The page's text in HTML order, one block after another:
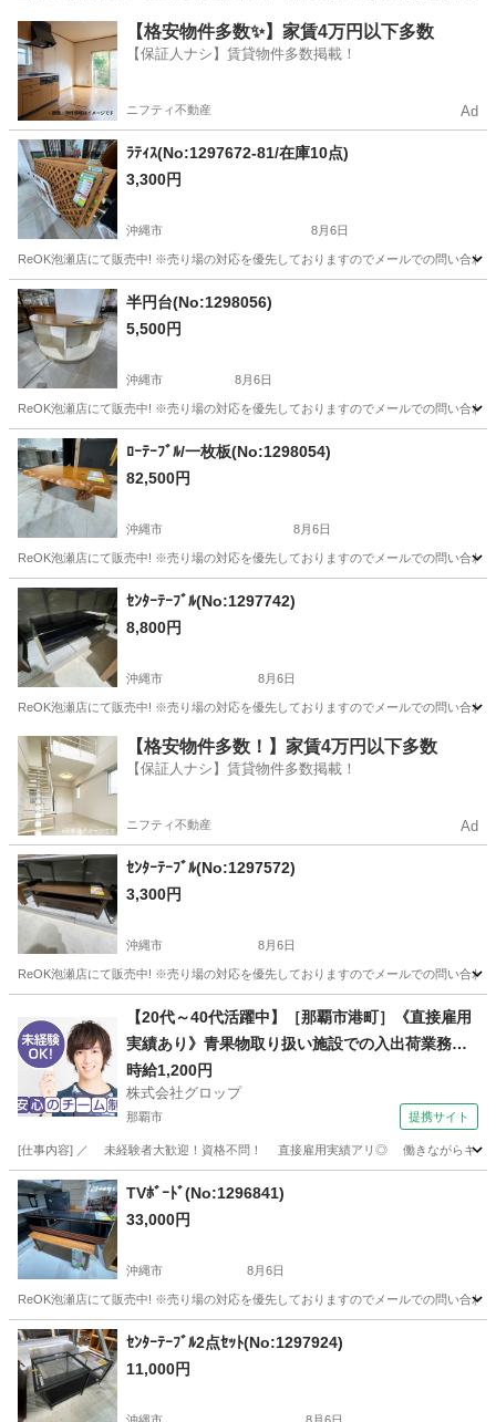
沖縄 宜野湾市 テーブル ダイニング
【格安物件多数✨】家賃4万円以下多数
【保証人ナシ】賃貸物件多数掲載！
ニフティ不動産 Ad
ﾗﾃｨｽ(No:1297672-81/在庫10点)
3,300円
沖縄市 8月6日
ReOK泡瀬店にて販売中! ※売り場の対応を優先しておりますのでメールでの問い合
沖縄 沖縄市 その他
半円台(No:1298056)
5,500円
沖縄市 8月6日
ReOK泡瀬店にて販売中! ※売り場の対応を優先しておりますのでメールでの問い合
沖縄 沖縄市 収納家具
ﾛｰﾃｰﾌﾞﾙ/一枚板(No:1298054)
82,500円
沖縄市 8月6日
ReOK泡瀬店にて販売中! ※売り場の対応を優先しておりますのでメールでの問い合
沖縄 沖縄市 テーブル
ｾﾝﾀｰﾃｰﾌﾞﾙ(No:1297742)
8,800円
沖縄市 8月6日
ReOK泡瀬店にて販売中! ※売り場の対応を優先しておりますのでメールでの問い合
沖縄 沖縄市 テーブル センター
【格安物件多数！】家賃4万円以下多数
【保証人ナシ】賃貸物件多数掲載！
ニフティ不動産 Ad
ｾﾝﾀｰﾃｰﾌﾞﾙ(No:1297572)
3,300円
沖縄市 8月6日
ReOK泡瀬店にて販売中! ※売り場の対応を優先しておりますのでメールでの問い合
テーブル
【20代～40代活躍中】［那覇市港町］《直接雇用
実績あり》青果物取り扱い施設での入出荷業務／
日勤／残業なし／無料駐車場完備
時給1,200円
株式会社グロップ
那覇市 提携サイト
[仕事内容] ／ 未経験者大歓迎！資格不問！ 直接雇用実績アリ◎ 働きながらキャリ
沖縄 那覇市 工場
TVﾎﾞｰﾄﾞ(No:1296841)
33,000円
沖縄市 8月6日
ReOK泡瀬店にて販売中! ※売り場の対応を優先しておりますのでメールでの問い合
沖縄 沖縄市 収納家具 電子マネー
ｾﾝﾀｰﾃｰﾌﾞﾙ2点ｾｯﾄ(No:1297924)
11,000円